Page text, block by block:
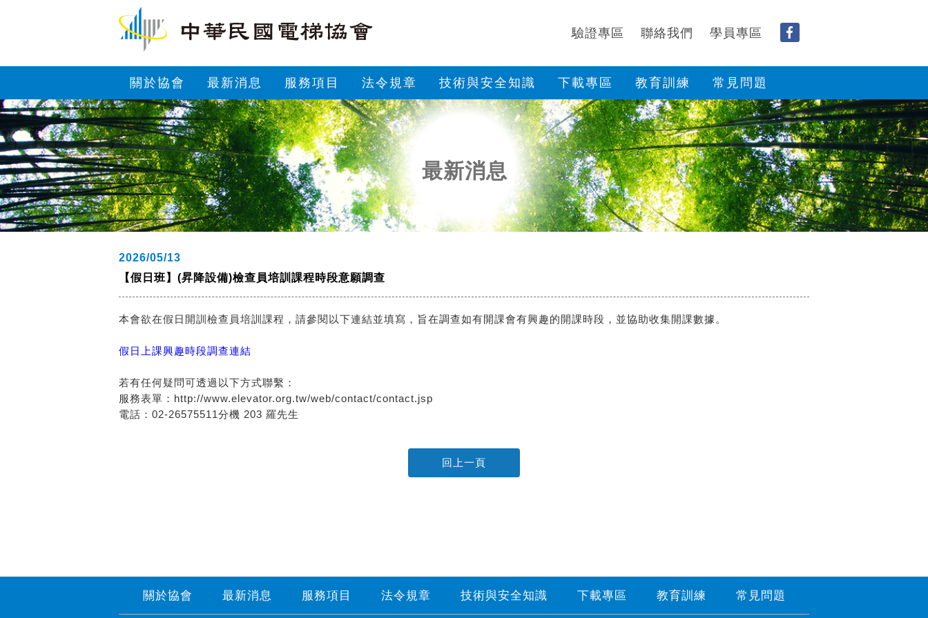
驗證專區 聯絡我們 學員專區
關於協會 最新消息 服務項目 法令規章 技術與安全知識 下載專區 教育訓練 常見問題
最新消息
2026/05/13
【假日班】(昇降設備)檢查員培訓課程時段意願調查
本會欲在假日開訓檢查員培訓課程，請參閱以下連結並填寫，旨在調查如有開課會有興趣的開課時段，並協助收集開課數據。
假日上課興趣時段調查連結
若有任何疑問可透過以下方式聯繫：
服務表單：http://www.elevator.org.tw/web/contact/contact.jsp
電話：02-26575511分機 203 羅先生
關於協會 最新消息 服務項目 法令規章 技術與安全知識 下載專區 教育訓練 常見問題